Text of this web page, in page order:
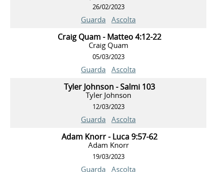
26/02/2023
Guarda Ascolta
Craig Quam - Matteo 4:12-22
Craig Quam
05/03/2023
Guarda Ascolta
Tyler Johnson - Salmi 103
Tyler Johnson
12/03/2023
Guarda Ascolta
Adam Knorr - Luca 9:57-62
Adam Knorr
19/03/2023
Guarda Ascolta